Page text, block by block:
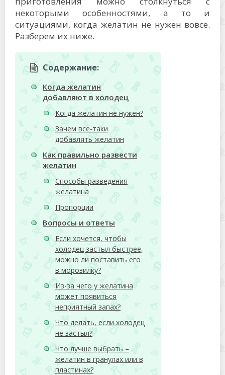
некоторыми особенностями, а то и
ситуациями, когда желатин не нужен вовсе.
Разберем их ниже.
Содержание:
Когда желатин
добавляют в холодец
Когда желатин не нужен?
Зачем все-таки
добавлять желатин
Как правильно развести
желатин
Способы разведения
желатина
Пропорции
Вопросы и ответы
Если хочется, чтобы
холодец застыл быстрее,
можно ли поставить его
в морозилку?
Из-за чего у желатина
может появиться
неприятный запах?
Что делать, если холодец
не застыл?
Что лучше выбрать –
желатин в гранулах или в
пластинах?